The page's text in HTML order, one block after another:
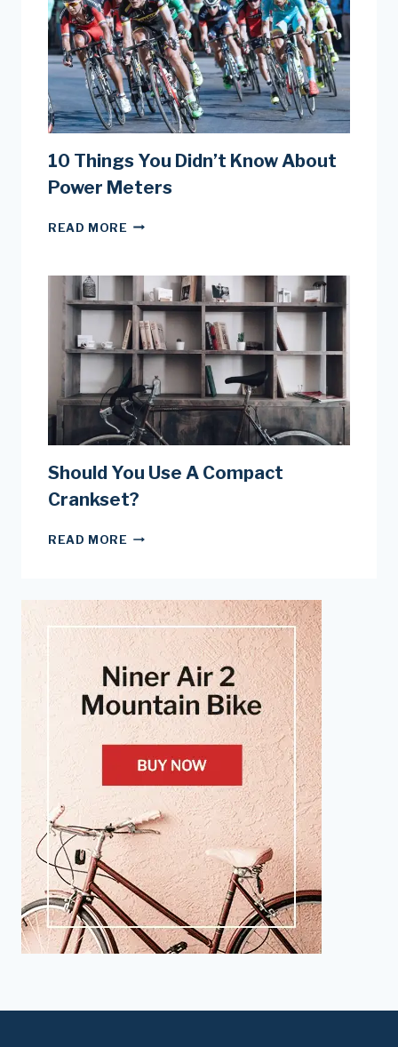
10 Things You Didn’t Know About
Power Meters
READ MORE 10
DIDN’T
KNOW
ABOUT
POWER
METERS
Should You Use A Compact
Crankset?
READ MORE SHOULD
A
COMPACT
CRANKSET?